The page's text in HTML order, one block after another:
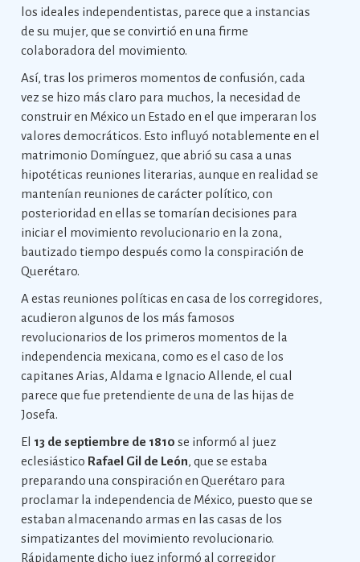
los ideales independentistas, parece que a instancias
de su mujer, que se convirtió en una firme
colaboradora del movimiento.
Así, tras los primeros momentos de confusión, cada
vez se hizo más claro para muchos, la necesidad de
construir en México un Estado en el que imperaran los
valores democráticos. Esto influyó notablemente en el
matrimonio Domínguez, que abrió su casa a unas
hipotéticas reuniones literarias, aunque en realidad se
mantenían reuniones de carácter político, con
posterioridad en ellas se tomarían decisiones para
iniciar el movimiento revolucionario en la zona,
bautizado tiempo después como la conspiración de
Querétaro.
A estas reuniones políticas en casa de los corregidores,
acudieron algunos de los más famosos
revolucionarios de los primeros momentos de la
independencia mexicana, como es el caso de los
capitanes Arias, Aldama e Ignacio Allende, el cual
parece que fue pretendiente de una de las hijas de
Josefa.
El 13 de septiembre de 1810se informó al juez
eclesiástico Rafael Gil de León, que se estaba
preparando una conspiración en Querétaro para
proclamar la independencia de México, puesto que se
estaban almacenando armas en las casas de los
simpatizantes del movimiento revolucionario.
Rápidamente dicho juez informó al corregidor